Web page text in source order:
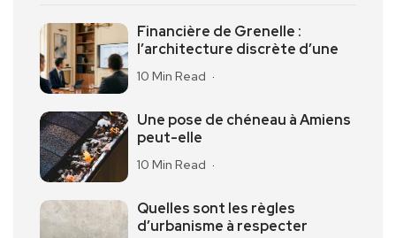
Financière de Grenelle :
l’architecture discrète d’une
10 Min Read
Une pose de chéneau à Amiens
peut-elle
10 Min Read
Quelles sont les règles
d’urbanisme à respecter